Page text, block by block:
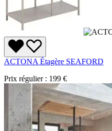
ACTONA Étagère SEAFORD
Prix régulier : 199 €